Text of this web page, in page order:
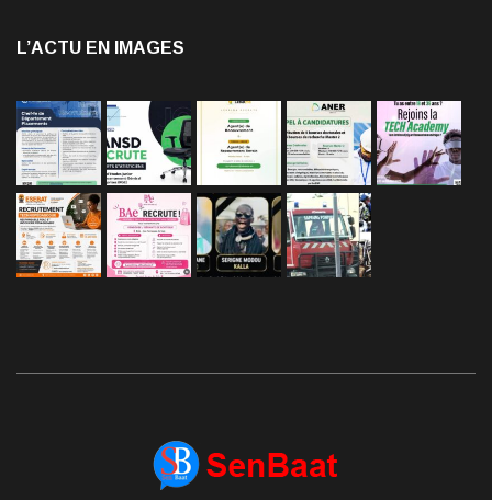
L’ACTU EN IMAGES